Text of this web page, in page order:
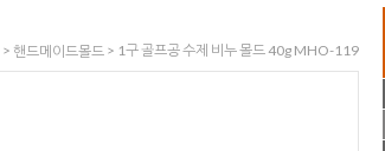
> 핸드메이드몰드 > 1구 골프공 수제 비누 몰드 40g MHO-119